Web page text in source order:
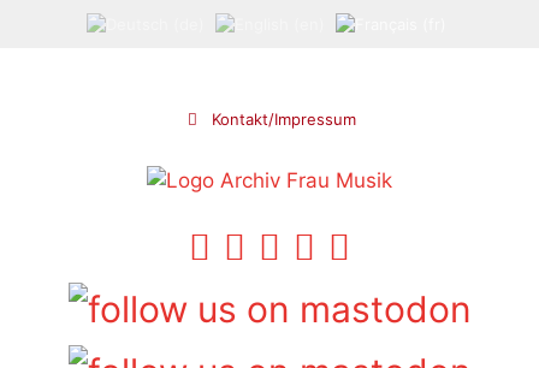
Kontakt/Impressum